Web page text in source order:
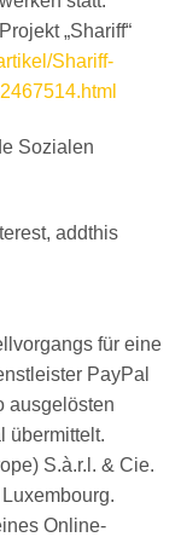
„Shariff“
Shariff-
Sozialen
addthis
für eine
PayPal
ausgelösten
übermittelt.
S.à.r.l. & Cie.
Online-